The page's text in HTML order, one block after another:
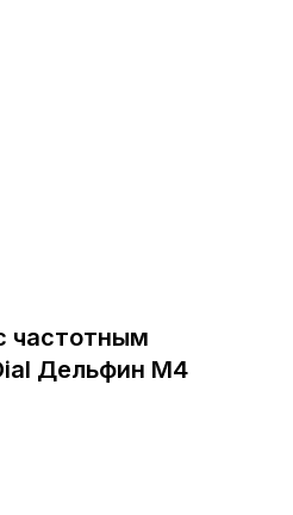
частотным
Дельфин М4